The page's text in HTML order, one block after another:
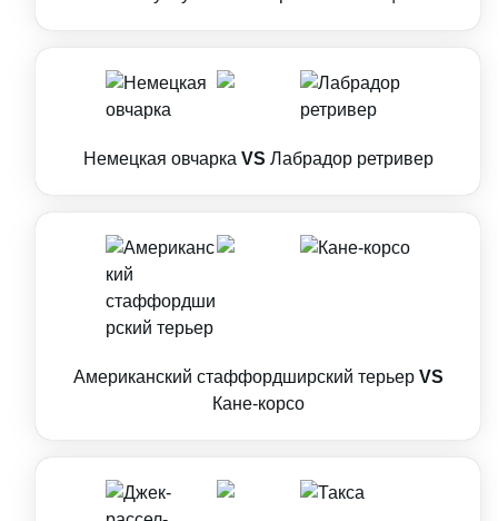
Немецкая овчарка VS Лабрадор ретривер
Американский стаффордширский терьер VS
Кане-корсо